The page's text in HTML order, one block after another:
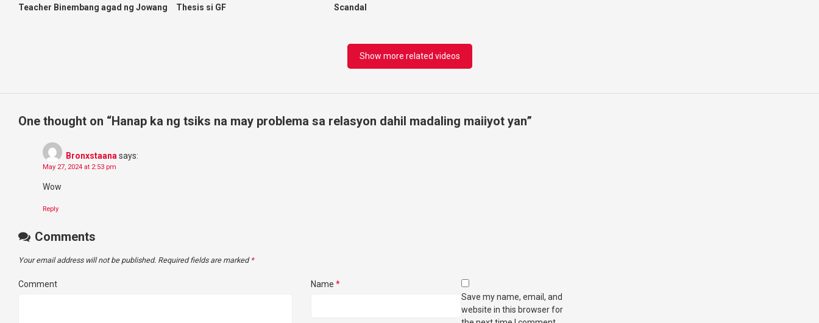
Teacher Binembang agad ng Jowang
Thesis si GF
Scandal
Show more related videos
One thought on “Hanap ka ng tsiks na may problema sa relasyon dahil madaling maiiyot yan”
Bronxstaana says:
May 27, 2024 at 2:53 pm
Wow
Reply
Comments
Your email address will not be published. Required fields are marked *
Comment Name *
Save my name, email, and
website in this browser for